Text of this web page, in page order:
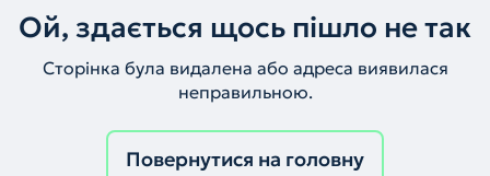
Ой, здається щось пішло не так
Сторінка була видалена або адреса виявилася
неправильною.
Повернутися на головну